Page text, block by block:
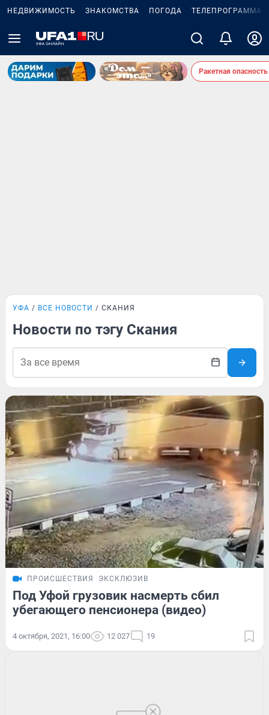
НЕДВИЖИМОСТЬ ЗНАКОМСТВА ПОГОДА ТЕЛЕПРОГРАММА
Ракетная
УФА ВСЕ НОВОСТИ СКАНИЯ
Новости по тэгу Скания
ПРОИСШЕСТВИЯ ЭКСКЛЮЗИВ
Под Уфой грузовик насмерть сбил
убегающего пенсионера (видео)
4 октября, 2021, 16:00 12 027 19